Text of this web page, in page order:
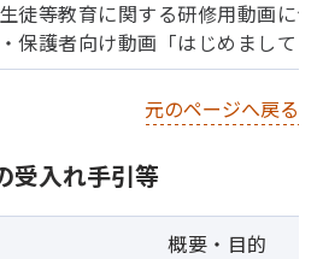
徒等教育に関する研修用動画につ
保護者向け動画「はじめまして
元のページへ戻る
受入れ手引等
概要・目的